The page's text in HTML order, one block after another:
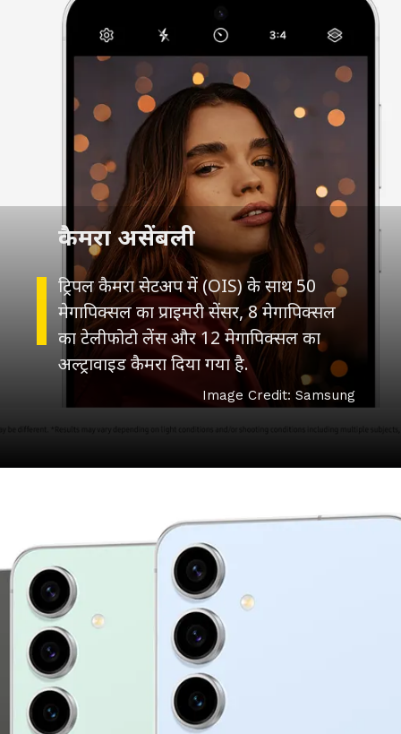
ट्रिपल कैमरा सेटअप में (OIS) के साथ 50
मेगापिक्सल का प्राइमरी सेंसर, 8 मेगापिक्सल
का टेलीफोटो लेंस और 12 मेगापिक्सल का
अल्ट्रावाइड कैमरा दिया गया है.
कैमरा असेंबली
Image Credit: Samsung